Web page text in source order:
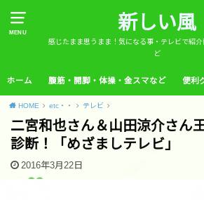
MENU 新しい風
感じたまま思うまま！気になる事・テレビで紹
ど
ホーム 腹筋・開脚・体操・金スマなど 便利
HOME etc・・ テレビ
二宮和也さん＆山田涼介さん
診断！「めざましテレビ」
2016年3月22日